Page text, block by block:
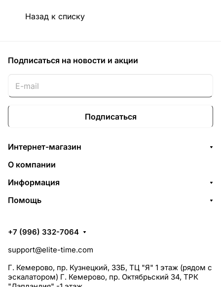
Назад к списку
Подписаться на новости и акции
Подписаться
Интернет-магазин
О компании
Информация
Помощь
+7 (996) 332-7064
support@elite-time.com
Г. Кемерово, пр. Кузнецкий, 33Б, ТЦ "Я" 1 этаж (рядом с
эскалатором) Г. Кемерово, пр. Октябрьский 34, ТРК